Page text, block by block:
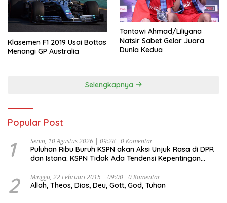
Klasemen F1 2019 Usai Bottas
Menangi GP Australia
Tontowi Ahmad/Liliyana
Natsir Sabet Gelar Juara
Dunia Kedua
Selengkapnya
Popular Post
1 Senin, 10 Agustus 2026 | 09:28 0 Komentar
Puluhan Ribu Buruh KSPN akan Aksi Unjuk Rasa di DPR
dan Istana: KSPN Tidak Ada Tendensi Kepentingan
2 Minggu, 22 Februari 2015 | 09:00 0 Komentar
Allah, Theos, Dios, Deu, Gott, God, Tuhan